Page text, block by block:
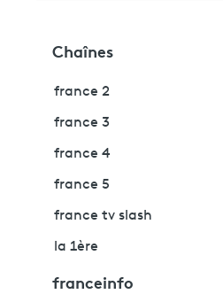
Chaînes
france 2
france 3
france 4
france 5
france tv slash
la 1ère
franceinfo